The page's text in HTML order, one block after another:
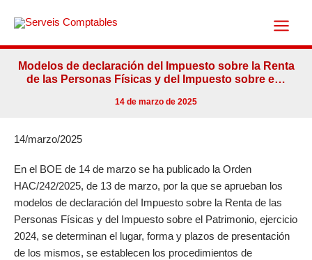
Modelos de declaración del Impuesto sobre la Renta
de las Personas Físicas y del Impuesto sobre e…
14 de marzo de 2025
14/marzo/2025
En el BOE de 14 de marzo se ha publicado la Orden
HAC/242/2025, de 13 de marzo, por la que se aprueban los
modelos de declaración del Impuesto sobre la Renta de las
Personas Físicas y del Impuesto sobre el Patrimonio, ejercicio
2024, se determinan el lugar, forma y plazos de presentación
de los mismos, se establecen los procedimientos de